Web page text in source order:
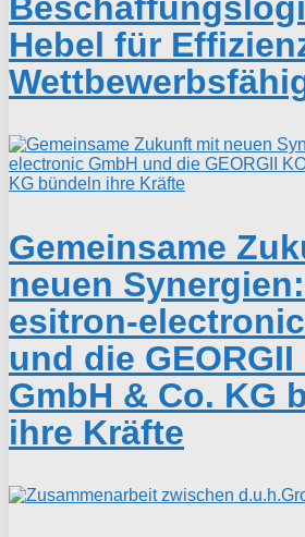
Hebel für
Gemeinsame
neuen
esitron-
und die GEORGII
GmbH & Co. KG
ihre Kräfte